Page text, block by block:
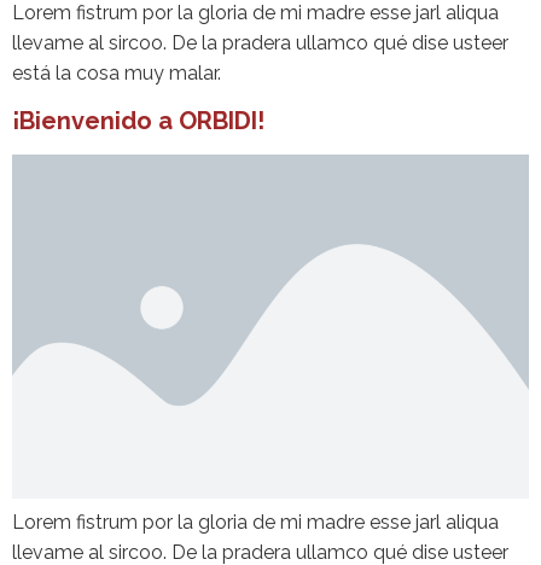
Lorem fistrum por la gloria de mi madre esse jarl aliqua
llevame al sircoo. De la pradera ullamco qué dise usteer
está la cosa muy malar.
¡Bienvenido a ORBIDI!
Lorem fistrum por la gloria de mi madre esse jarl aliqua
llevame al sircoo. De la pradera ullamco qué dise usteer